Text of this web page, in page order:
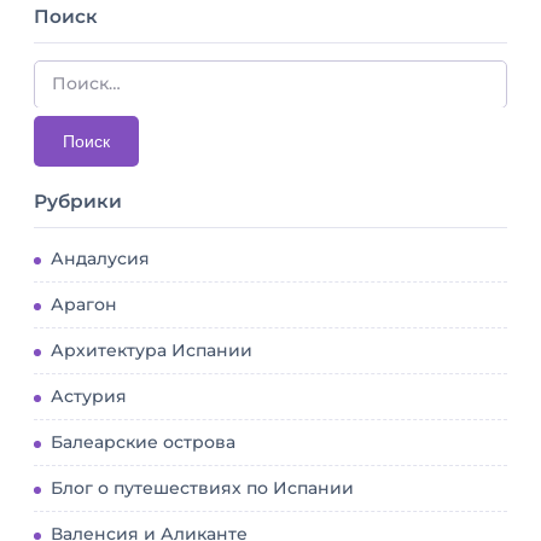
Поиск
Рубрики
Андалусия
Арагон
Архитектура Испании
Астурия
Балеарские острова
Блог о путешествиях по Испании
Валенсия и Аликанте